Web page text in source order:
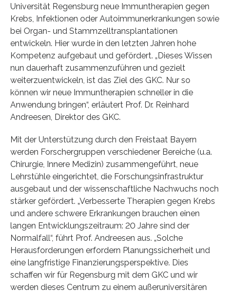
Universität Regensburg neue Immuntherapien gegen
Krebs, Infektionen oder Autoimmunerkrankungen sowie
bei Organ- und Stammzelltransplantationen
entwickeln. Hier wurde in den letzten Jahren hohe
Kompetenz aufgebaut und gefördert. „Dieses Wissen
nun dauerhaft zusammenzuführen und gezielt
weiterzuentwickeln, ist das Ziel des GKC. Nur so
können wir neue Immuntherapien schneller in die
Anwendung bringen“, erläutert Prof. Dr. Reinhard
Andreesen, Direktor des GKC.
Mit der Unterstützung durch den Freistaat Bayern
werden Forschergruppen verschiedener Bereiche (u.a.
Chirurgie, Innere Medizin) zusammengeführt, neue
Lehrstühle eingerichtet, die Forschungsinfrastruktur
ausgebaut und der wissenschaftliche Nachwuchs noch
stärker gefördert. „Verbesserte Therapien gegen Krebs
und andere schwere Erkrankungen brauchen einen
langen Entwicklungszeitraum: 20 Jahre sind der
Normalfall“, führt Prof. Andreesen aus. „Solche
Herausforderungen erfordern Planungssicherheit und
eine langfristige Finanzierungsperspektive. Dies
schaffen wir für Regensburg mit dem GKC und wir
werden dieses Centrum zu einem außeruniversitären